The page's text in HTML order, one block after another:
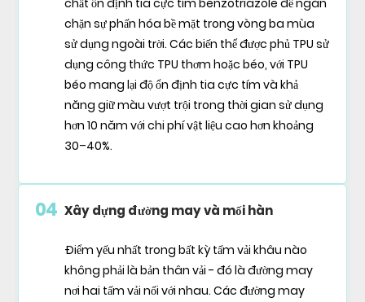
chất ổn định tia cực tím benzotriazole để ngăn
chặn sự phấn hóa bề mặt trong vòng ba mùa
sử dụng ngoài trời. Các biến thể được phủ TPU sử
dụng công thức TPU thơm hoặc béo, với TPU
béo mang lại độ ổn định tia cực tím và khả
năng giữ màu vượt trội trong thời gian sử dụng
hơn 10 năm với chi phí vật liệu cao hơn khoảng
30–40%.
04 Xây dựng đường may và mối hàn
Điểm yếu nhất trong bất kỳ tấm vải khâu nào
không phải là bản thân vải - đó là đường may
nơi hai tấm vải nối với nhau. Các đường may